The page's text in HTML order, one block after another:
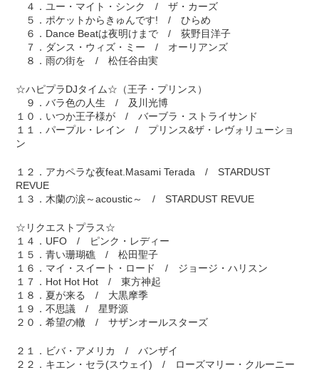
４．ユー・マイト・シンク / ザ・カーズ
５．ポケットからきゅんです! / ひらめ
６．Dance Beatは夜明けまで / 荻野目洋子
７．ダンス・ウィズ・ミー / オーリアンズ
８．雨の街を / 松任谷由実
☆ハピプラDJタイム☆（王子・プリンス）
９．バラ色の人生 / 及川光博
１０．いつか王子様が / バーブラ・ストライサンド
１１．パープル・レイン / プリンス&ザ・レヴォリューショ
ン
１２．アカペラな夜feat.Masami Terada / STARDUST
REVUE
１３．木蘭の涙～acoustic～ / STARDUST REVUE
☆リクエストプラス☆
１４．UFO / ピンク・レディー
１５．青い珊瑚礁 / 松田聖子
１６．マイ・スイート・ロード / ジョージ・ハリスン
１７．Hot Hot Hot / 東方神起
１８．夏が来る / 大黒摩季
１９．不思議 / 星野源
２０．希望の轍 / サザンオールスターズ
２１．ビバ・アメリカ / バンザイ
２２．キエン・セラ(スウェイ) / ローズマリー・クルーニー